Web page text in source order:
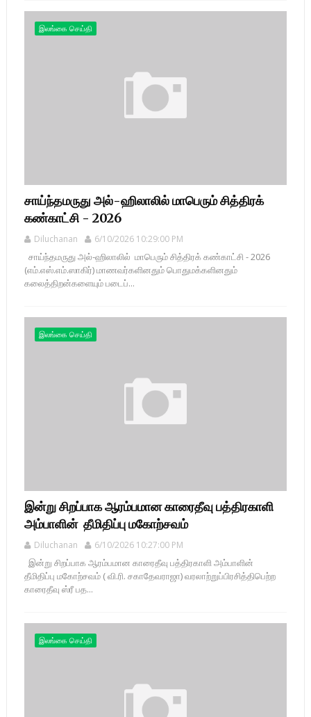
இலங்கை செய்தி
சாய்ந்தமருது அல்-ஹிலாலில் மாபெரும் சித்திரக்
கண்காட்சி - 2026
Diluchanan 6/10/2026 10:29:00 PM
சாய்ந்தமருது அல்-ஹிலாலில் மாபெரும் சித்திரக் கண்காட்சி - 2026
(எம்.எஸ்.எம்.ஸாகிர்) மாணவர்களினதும் பொதுமக்களினதும்
கலைத்திறன்களையும் படைப்...
இலங்கை செய்தி
இன்று சிறப்பாக ஆரம்பமான காரைதீவு பத்திரகாளி
அம்பாளின் தீமிதிப்பு மகோற்சவம்
Diluchanan 6/10/2026 10:27:00 PM
இன்று சிறப்பாக ஆரம்பமான காரைதீவு பத்திரகாளி அம்பாளின்
தீமிதிப்பு மகோற்சவம் ( வி.ரி. சகாதேவராஜா) வரலாற்றுப்பிரசித்திபெற்ற
காரைதீவு ஸ்ரீ பத...
இலங்கை செய்தி